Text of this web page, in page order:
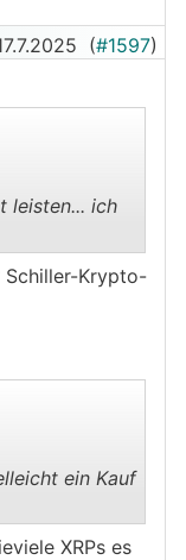
(#1597)
leisten... ich
Schiller-Krypto-
ein Kauf
XRPs es